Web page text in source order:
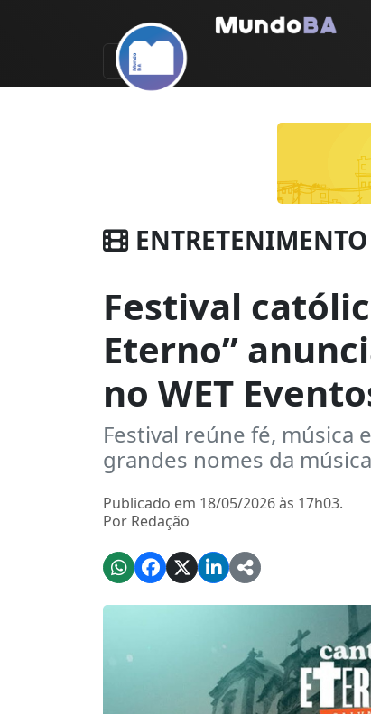
ENTRETENIMENTO
Festival
Eterno”
no WET
Festival reúne fé, música
grandes nomes da
Publicado em 18/05/2026 às 17h03.
Por Redação